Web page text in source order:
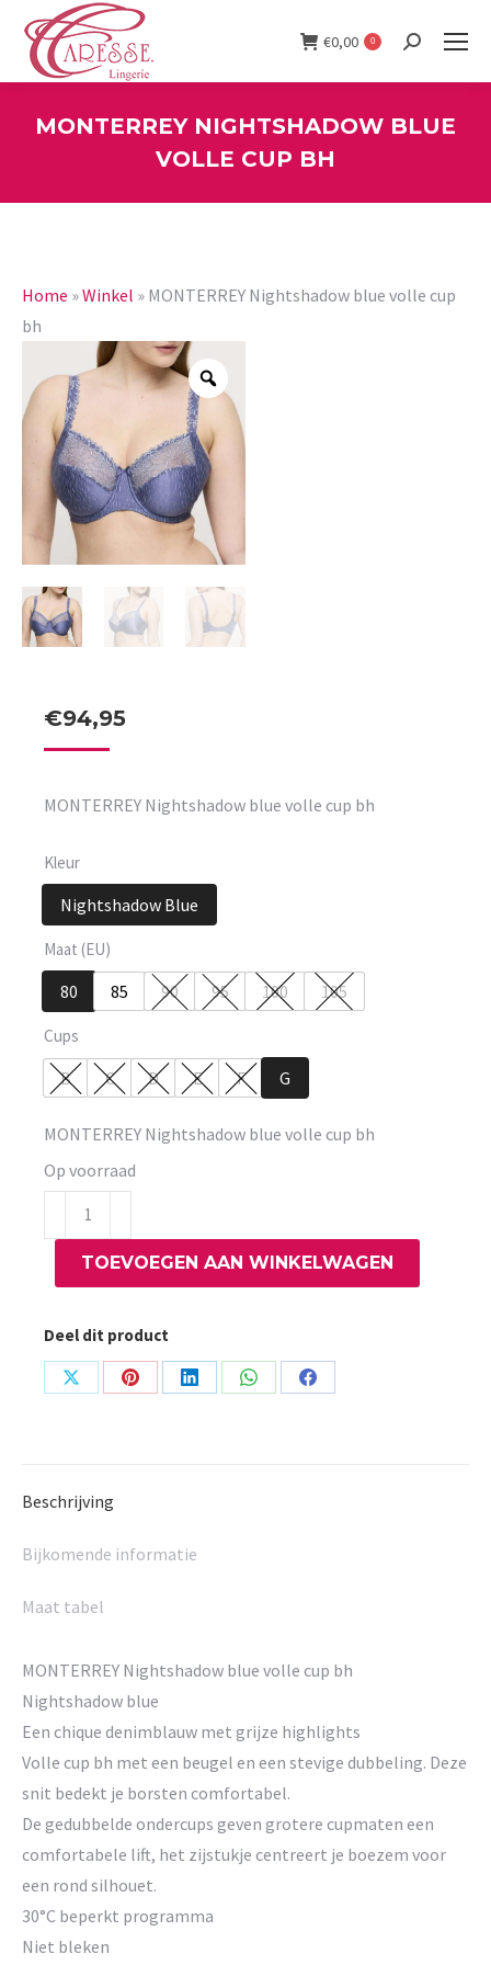
€0,00 0 Search:
MONTERREY NIGHTSHADOW BLUE
VOLLE CUP BH
Home »Winkel » MONTERREY Nightshadow blue volle cup
bh
€94,95
MONTERREY Nightshadow blue volle cup bh
Kleur
Nightshadow Blue
Maat (EU)
80 85 90 95 100 105
Cups
B C D E F G
MONTERREY Nightshadow blue volle cup bh
Op voorraad
MONTERREY
Nightshadow
cup
bh
aantal
TOEVOEGEN AAN WINKELWAGEN
Deel dit product
Share
Share
Share
Share
Share
Beschrijving
Bijkomende informatie
Maat tabel
MONTERREY Nightshadow blue volle cup bh
Nightshadow blue
Een chique denimblauw met grijze highlights
Volle cup bh met een beugel en een stevige dubbeling. Deze
snit bedekt je borsten comfortabel.
De gedubbelde ondercups geven grotere cupmaten een
comfortabele lift, het zijstukje centreert je boezem voor
een rond silhouet.
30°C beperkt programma
Niet bleken